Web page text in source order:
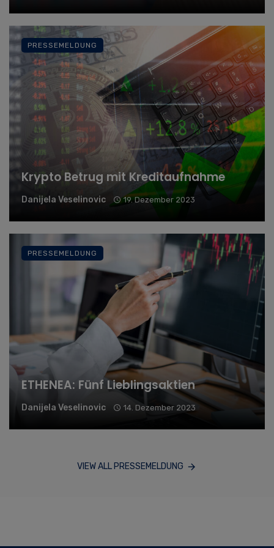
Krypto Betrug mit Kreditaufnahme
Danijela Veselinovic 19. Dezember 2023
PRESSEMELDUNG
ETHENEA: Fünf Lieblingsaktien
Danijela Veselinovic 14. Dezember 2023
PRESSEMELDUNG
VIEW ALL PRESSEMELDUNG